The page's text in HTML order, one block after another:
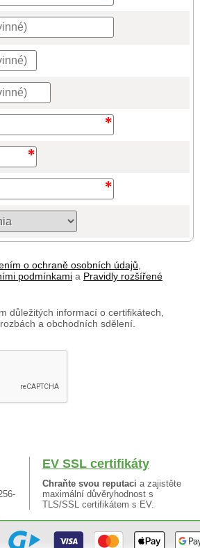
o ochraně osobních údajů
podmínkami a Pravidly rozšířené
důležitých informací o certifikátech,
a obchodních sdělení.
EV SSL certifikáty
Chraňte svou reputaci a zajistěte
maximální důvěryhodnost s
TLS/SSL certifikátem s EV.